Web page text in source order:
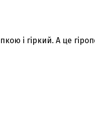
і гіркий. А це